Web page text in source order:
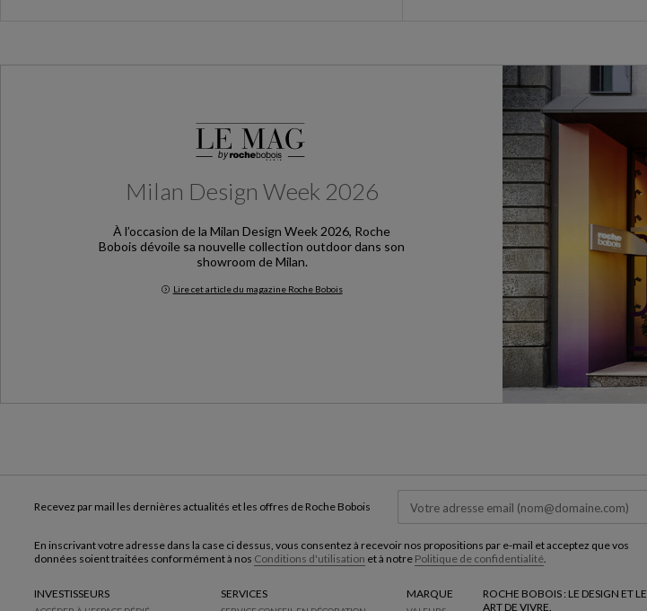
Milan Design Week 2026
À l’occasion de la Milan Design Week 2026, Roche
Bobois dévoile sa nouvelle collection outdoor dans son
showroom de Milan.
Lire cet article du magazine Roche Bobois
Milan Design Week 2026
Recevez par mail les dernières actualités et les offres de Roche Bobois
En inscrivant votre adresse dans la case ci dessus, vous consentez à recevoir nos propositions par e-mail et acceptez que vos
données soient traitées conformément à nos Conditions d'utilisation et à notre Politique de confidentialité
INVESTISSEURS SERVICES MARQUE ROCHE BOBOIS : LE DESIGN ET LE
ART DE VIVRE.